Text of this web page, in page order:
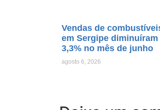
Vendas de
em Sergipe diminuíram
3,3% no mês de junho
agosto 6, 2026